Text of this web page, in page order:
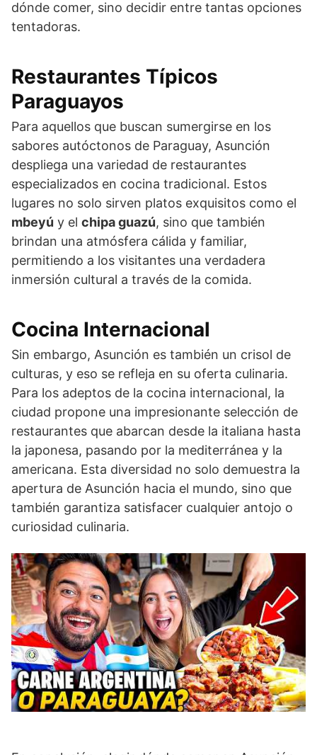
dónde comer, sino decidir entre tantas opciones
tentadoras.
Restaurantes Típicos
Paraguayos
Para aquellos que buscan sumergirse en los
sabores autóctonos de Paraguay, Asunción
despliega una variedad de restaurantes
especializados en cocina tradicional. Estos
lugares no solo sirven platos exquisitos como el
mbeyú y el chipa guazú, sino que también
brindan una atmósfera cálida y familiar,
permitiendo a los visitantes una verdadera
inmersión cultural a través de la comida.
Cocina Internacional
Sin embargo, Asunción es también un crisol de
culturas, y eso se refleja en su oferta culinaria.
Para los adeptos de la cocina internacional, la
ciudad propone una impresionante selección de
restaurantes que abarcan desde la italiana hasta
la japonesa, pasando por la mediterránea y la
americana. Esta diversidad no solo demuestra la
apertura de Asunción hacia el mundo, sino que
también garantiza satisfacer cualquier antojo o
curiosidad culinaria.